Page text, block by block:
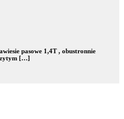
pasowe 1,4T , obustronnie
[…]